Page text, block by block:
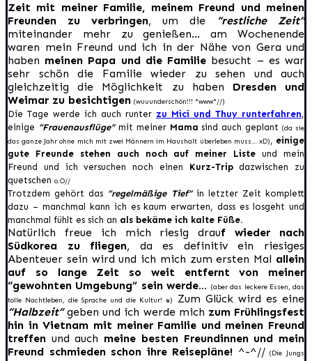
Zeit mit meiner Familie, meinem Freund und meinen
Freunden zu verbringen, um die
“restliche Zeit”
miteinander mehr zu genießen… am Wochenende
waren mein Freund und ich in der Nähe von Gera und
haben meinen Papa und die Familie besucht – es war
sehr schön die Familie wieder zu sehen und auch
gleichzeitig die Möglichkeit zu haben Dresden und
Weimar zu besichtigen (wuuunderschön!!! *www*//)
Die Tage werde ich auch runter zu Mici und Thuy runterfahren,
einige “Frauenausflüge”mit meiner Mama sind auch geplant (da sie
das ganze Jahr ohne mich mit zwei Männern im Haushalt überleben muss… xD), einige
gute Freunde stehen auch noch auf meiner Listeund mein
Freund und ich versuchen noch einen Kurz-Tripdazwischen zu
quetschen o.O//
Trotzdem gehört das “regelmäßige Tief” in letzter Zeit komplett
dazu – manchmal kann ich es kaum erwarten, dass es losgeht und
manchmal fühlt es sich an als bekäme ich kalte Füße.
Natürlich freue ich mich riesig drauf wieder nach
Südkorea zu fliegen, da es definitiv ein riesiges
Abenteuer sein wird und ich mich zum ersten Mal allein
auf so lange Zeit so weit entfernt von meiner
“gewohnten Umgebung” sein werde… (aber das leckere Essen, das
tolle Nachtleben, die Sprache und die Kultur! :D)
Zum Glück wird es eine
“Halbzeit”geben und ich werde mich zum Frühlingsfest
hin in Vietnam mit meiner Familie und meinen Freund
treffen und auch meine besten Freundinnen und mein
Freund schmieden schon ihre Reisepläne! ^-^// (Die Jungs